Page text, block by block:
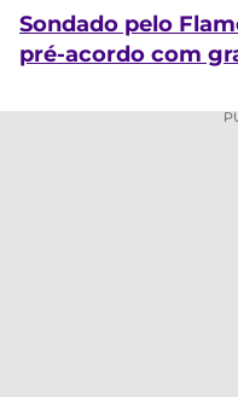
Sondado pelo
pré-acordo com